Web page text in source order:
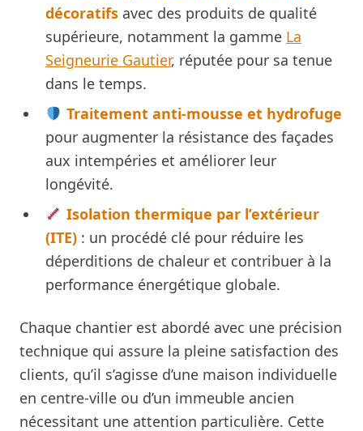
décoratifs avec des produits de qualité
supérieure, notamment la gamme La
Seigneurie Gautier, réputée pour sa tenue
dans le temps.
Traitement anti-mousse et hydrofuge
pour augmenter la résistance des façades
aux intempéries et améliorer leur
longévité.
Isolation thermique par l’extérieur
(ITE) : un procédé clé pour réduire les
déperditions de chaleur et contribuer à la
performance énergétique globale.
Chaque chantier est abordé avec une précision
technique qui assure la pleine satisfaction des
clients, qu’il s’agisse d’une maison individuelle
en centre-ville ou d’un immeuble ancien
nécessitant une attention particulière. Cette